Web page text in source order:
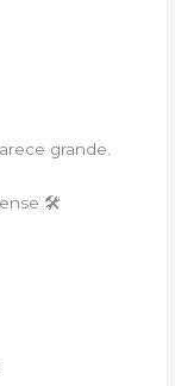
grande.
🛠